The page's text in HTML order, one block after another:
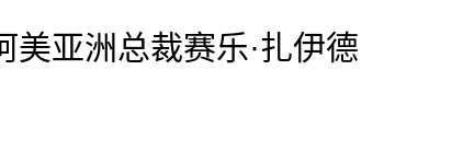
美亚洲总裁赛乐·扎伊德